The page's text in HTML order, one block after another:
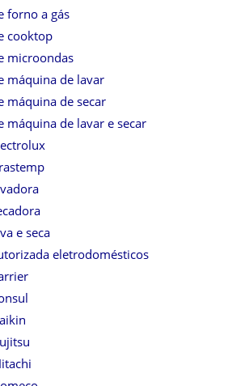
forno a gás
cooktop
microondas
máquina de lavar
máquina de secar
máquina de lavar e secar
e seca
eletrodomésticos